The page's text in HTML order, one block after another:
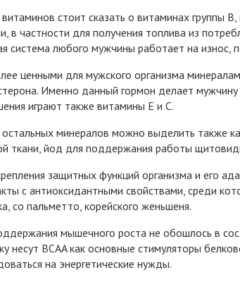
стоит сказать о витаминах группы
в частности для получения топлива из
система любого мужчины работает на износ,
ценными для мужского организма
Именно данный гормон делает
играют также витамины E и C.
минералов можно выделить также
ткани, йод для поддержания работы
защитных функций организма и его
с антиоксидантными свойствами, среди
со пальметто, корейского женьшеня.
мышечного роста не обошлось в
несут BCAA как основные стимуляторы
на энергетические нужды.